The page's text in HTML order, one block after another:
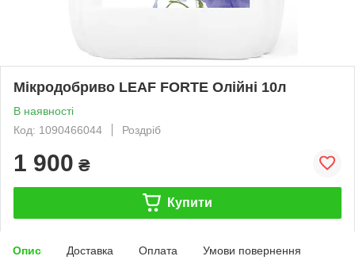
Мікродобриво LEAF FORTE Олійні 10л
В наявності
Код: 1090466044
Роздріб
1 900 ₴
Купити
Опис Доставка Оплата Умови повернення